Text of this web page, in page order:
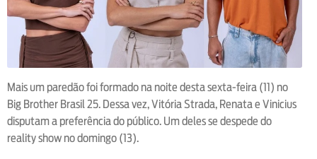
Mais um paredão foi formado na noite desta sexta-feira (11) no
Big Brother Brasil 25. Dessa vez, Vitória Strada, Renata e Vinicius
disputam a preferência do público. Um deles se despede do
reality show no domingo (13).